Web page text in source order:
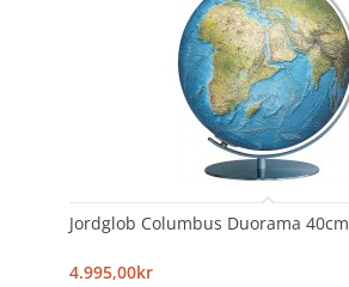
Jordglob Columbus Duorama 40cm
4.995,00kr